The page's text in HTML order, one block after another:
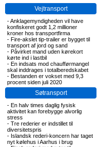
Vejtransport
-Anklagemyndigheden vil have
konfiskeret godt 1,2 millioner
kroner hos transportfirma
- Fire-akslet tip-trailer er bygget til
transport af jord og sand
- Påvirket mand uden kørekort
kørte ind i lastbil
- En indsats mod chaufførmangel
skal inddrages i totalberedskabet
- Bestanden er vokset med 9,3
procent siden juli 2020
Søtransport
- En halv times daglig fysisk
aktivitet kan forebygge alvorlig
stress
- Tre rederier er indstillet til
diversitetspris
- Islandsk rederi-koncern har taget
nyt kølehus i Aarhus i brug